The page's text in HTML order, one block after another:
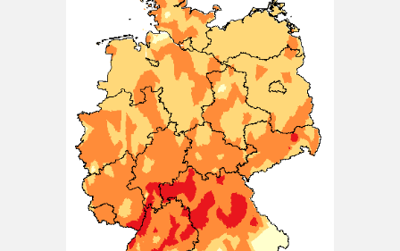
München (7.8. 16:00): wolkenlos 27°
7 August 2026
Wetterwerte von Freitag 07.08.2026 16:00:
Wetterzustand: wolkenlos Lufttemperatur in 2 Metern
Höhe: 27° mittlere Windrichtung: N[...]
Nürnberg (7.8. 16:00): wolkenlos 26°
7 August 2026
Wetterwerte von Freitag 07.08.2026 16:00: